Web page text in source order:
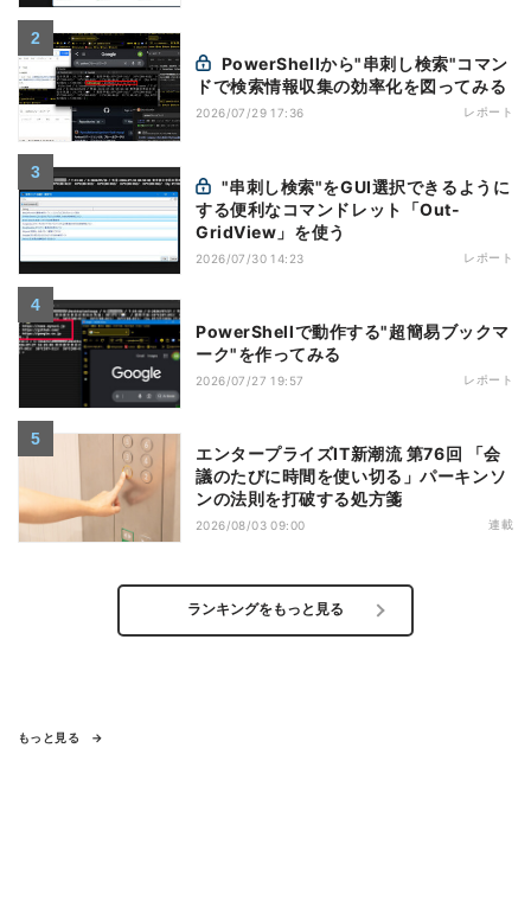
ドで検索情報収集の効率化を図ってみる
2026/07/29 17:36 レポート
する便利なコマンドレット「Out-
GridView」を使う
2026/07/30 14:23 レポート
PowerShellで動作する"超簡易ブックマ
ーク"を作ってみる
2026/07/27 19:57 レポート
エンタープライズIT新潮流 第76回 「会
議のたびに時間を使い切る」パーキンソ
ンの法則を打破する処方箋
2026/08/03 09:00 連載
ランキングをもっと見る
もっと見る